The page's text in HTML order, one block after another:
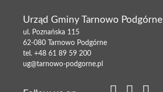
Urząd Gminy Tarnowo Podgórne
ul. Poznańska 115
62-080 Tarnowo Podgórne
tel. +48 61 89 59 200
ug@tarnowo-podgorne.pl